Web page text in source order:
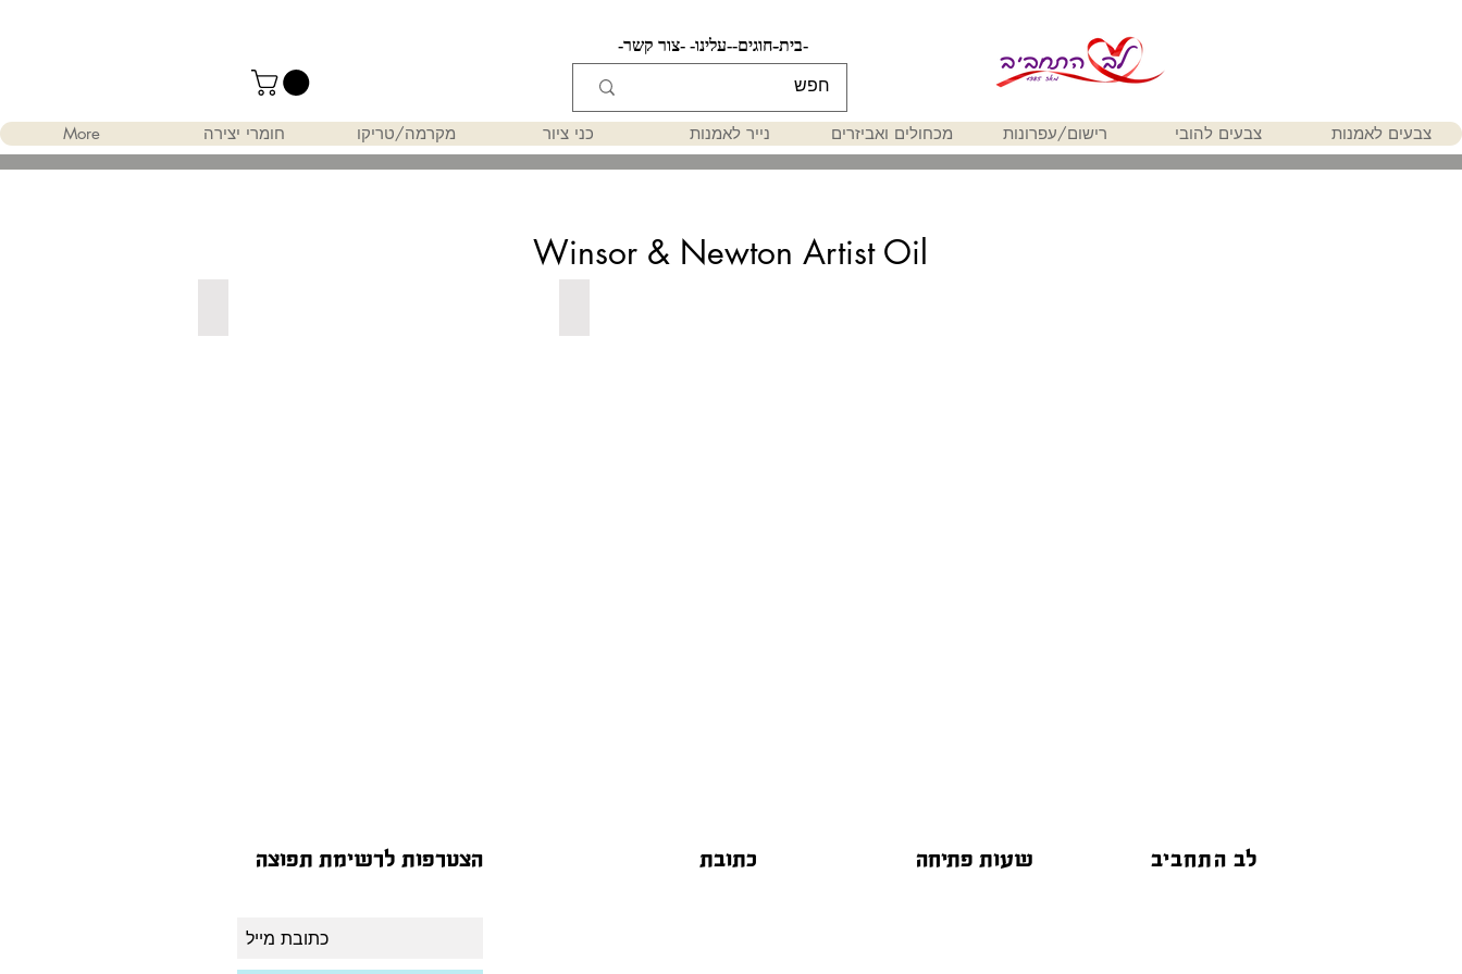
-צור קשר- -עלינו- -חוגים- -בית-
צבעים לאמנות צבעים להובי רישום/עפרונות מכחולים ואביזרים נייר לאמנות כני ציור מקרמה/טריקו חומרי יצירה More
Winsor & Newton Artist Oil
הצטרפות לרשימת תפוצה כתובת שעות פתיחה לב התחביב